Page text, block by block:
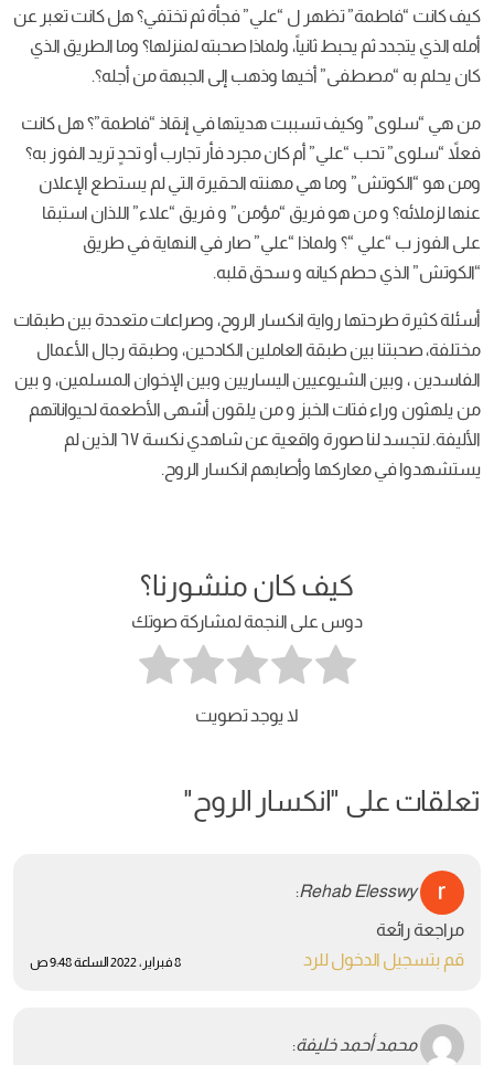
كيف كانت “فاطمة” تظهر ل “علي” فجأة ثم تختفي؟ هل كانت تعبر عن
أمله الذي يتجدد ثم يحبط ثانياً، ولماذا صحبته لمنزلها؟ وما الطريق الذي
كان يحلم به “مصطفى” أخيها وذهب إلى الجبهة من أجله؟.
من هي “سلوى” وكيف تسببت هديتها في إنقاذ “فاطمة”؟ هل كانت
فعلاً “سلوى” تحب “علي” أم كان مجرد فأر تجارب أو تحدٍ تريد الفوز به؟
ومن هو “الكوتش” وما هي مهنته الحقيرة التي لم يستطع الإعلان
عنها لزملائه؟ و من هو فريق “مؤمن” و فريق “علاء” اللذان استبقا
على الفوز ب “علي “؟ ولماذا “علي” صار في النهاية في طريق
“الكوتش” الذي حطم كيانه و سحق قلبه.
أسئلة كثيرة طرحتها رواية انكسار الروح، وصراعات متعددة بين طبقات
مختلفة، صحبتنا بين طبقة العاملين الكادحين، وطبقة رجال الأعمال
الفاسدين ، وبين الشيوعيين اليساريين وبين الإخوان المسلمين، و بين
من يلهثون وراء فتات الخبز و من يلقون أشهى الأطعمة لحيواناتهم
الأليفة. لتجسد لنا صورة واقعية عن شاهدي نكسة ٦٧ الذين لم
يستشهدوا في معاركها وأصابهم انكسار الروح.
كيف كان منشورنا؟
دوس على النجمة لمشاركة صوتك
لا يوجد تصويت
تعلقات على "انكسار الروح "
Rehab Elesswy
:
8 فبراير، 2022 الساعة 9:48 ص
مراجعة رائعة
قم بتسجيل الدخول للرد
محمد أحمد خليفة: